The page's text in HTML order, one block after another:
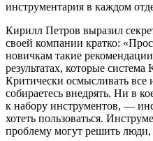
инструментария в каждом
Кирилл Петров выразил
своей компании кратко:
новичкам такие
результатах, которые
Критически осмысливать
собираетесь внедрять. Ни в
к набору инструментов, —
хотеть пользоваться.
проблему могут решить